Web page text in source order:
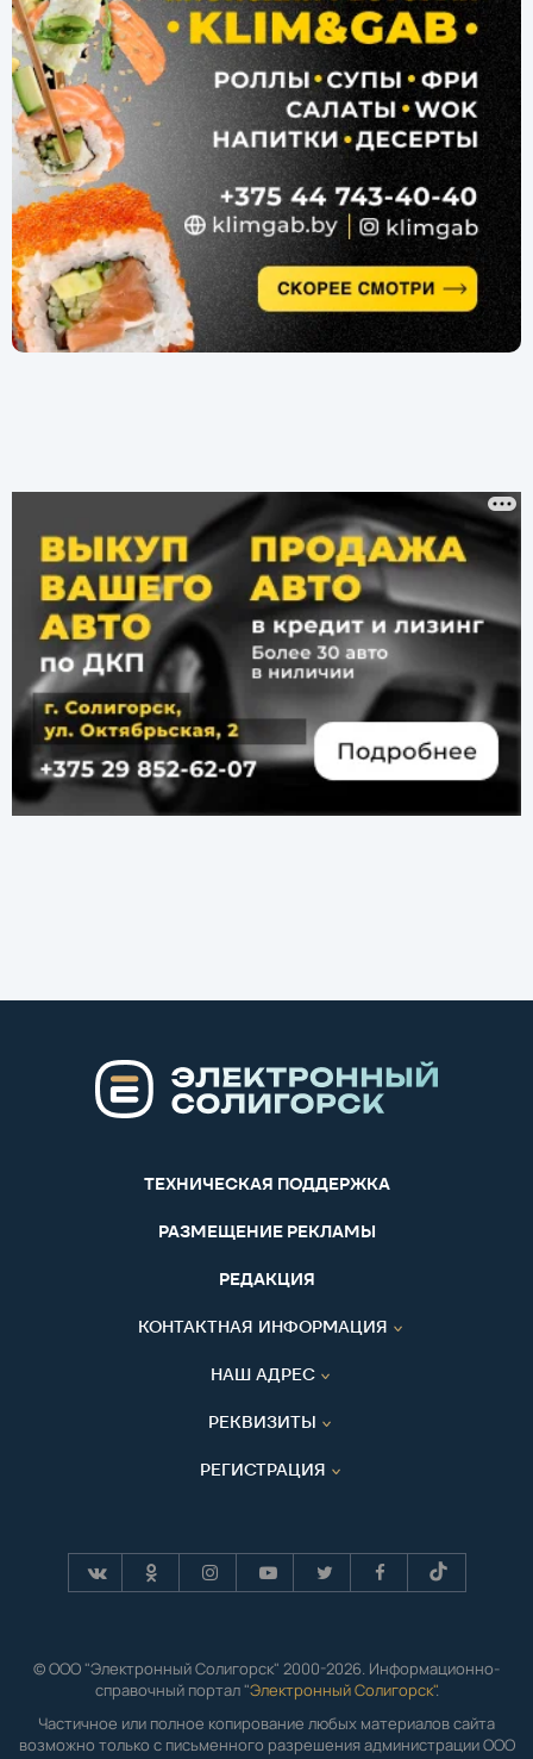
ТЕХНИЧЕСКАЯ ПОДДЕРЖКА
РАЗМЕЩЕНИЕ РЕКЛАМЫ
РЕДАКЦИЯ
КОНТАКТНАЯ ИНФОРМАЦИЯ
НАШ АДРЕС
РЕКВИЗИТЫ
РЕГИСТРАЦИЯ
© ООО "Электронный Солигорск" 2000-2026. Информационно-
справочный портал "Электронный Солигорск".
Частичное или полное копирование любых материалов сайта
возможно только с письменного разрешения администрации ООО